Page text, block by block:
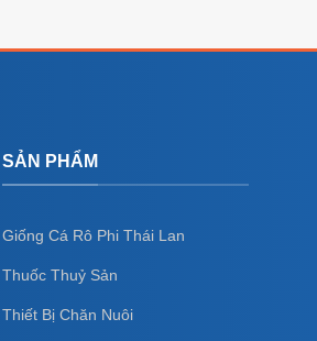
SẢN PHẨM
Giống Cá Rô Phi Thái Lan
Thuốc Thuỷ Sản
Thiết Bị Chăn Nuôi